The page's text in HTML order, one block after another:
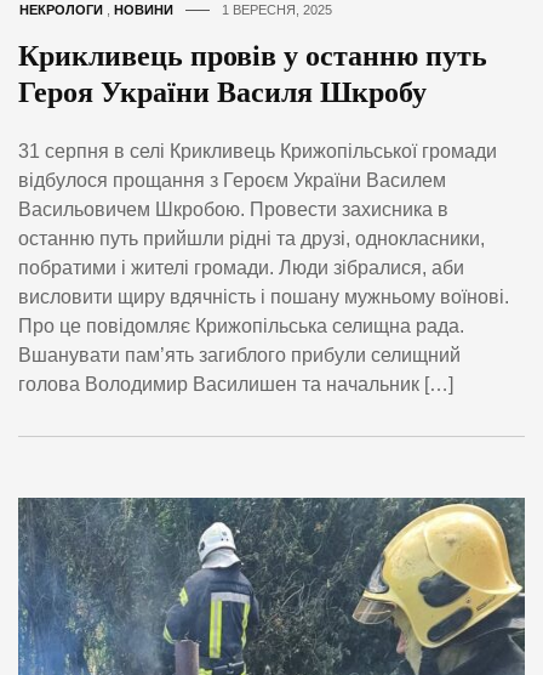
НЕКРОЛОГИ НОВИНИ 1 ВЕРЕСНЯ, 2025
Крикливець провів у останню путь
Героя України Василя Шкробу
31 серпня в селі Крикливець Крижопільської громади
відбулося прощання з Героєм України Василем
Васильовичем Шкробою. Провести захисника в
останню путь прийшли рідні та друзі, однокласники,
побратими і жителі громади. Люди зібралися, аби
висловити щиру вдячність і пошану мужньому воїнові.
Про це повідомляє Крижопільська селищна рада.
Вшанувати пам’ять загиблого прибули селищний
голова Володимир Василишен та начальник […]